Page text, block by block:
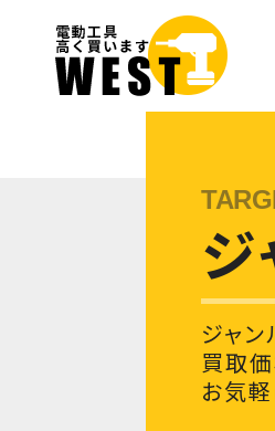
ジ
ジャン
買取
お気